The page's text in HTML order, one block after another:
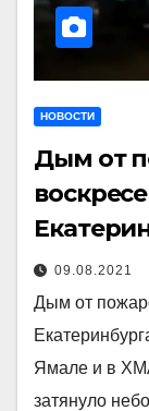
НОВОСТИ
Дым от
09.08.2021
Дым от
Ямале и в
затянуло